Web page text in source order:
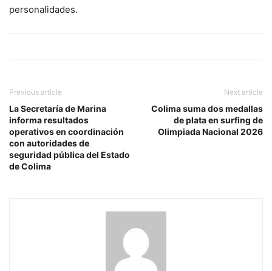
personalidades.
Previous article
La Secretaría de Marina
informa resultados
operativos en coordinación
con autoridades de
seguridad pública del Estado
de Colima
Next article
Colima suma dos medallas
de plata en surfing de
Olimpiada Nacional 2026